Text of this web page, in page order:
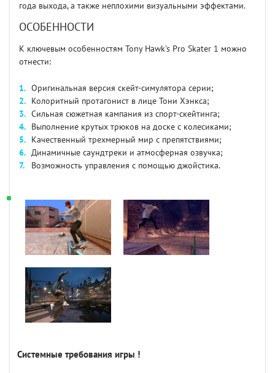
года выхода, а также неплохими визуальными эффектами.
ОСОБЕННОСТИ
К ключевым особенностям Tony Hawk's Pro Skater 1 можно
отнести:
Оригинальная версия скейт-симулятора серии;
Колоритный протагонист в лице Тони Хэнкса;
Сильная сюжетная кампания из спорт-скейтинга;
Выполнение крутых трюков на доске с колесиками;
Качественный трехмерный мир с препятствиями;
Динамичные саундтреки и атмосферная озвучка;
Возможность управления с помощью джойстика.
Системные требования игры !